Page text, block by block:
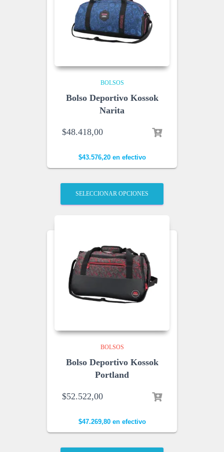
BOLSOS
Bolso Deportivo Kossok
Narita
$48.418,00
$43.576,20en efectivo
SELECCIONAR OPCIONES
BOLSOS
Bolso Deportivo Kossok
Portland
$52.522,00
$47.269,80en efectivo